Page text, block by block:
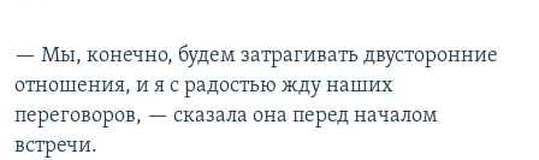
— Мы, конечно, будем затрагивать двусторонние
отношения, и я с радостью жду наших
переговоров, — сказала она перед началом
встречи.